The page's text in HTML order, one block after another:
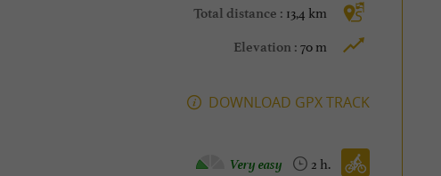
Total distance : 13,4 km
Elevation : 70 m
DOWNLOAD GPX TRACK
Velo hybrid :
2 h.
Very easy